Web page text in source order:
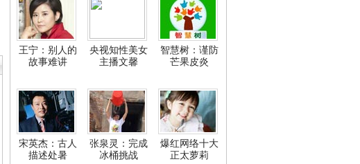
王宁：别人的
故事难讲
央视知性美女
主播文馨
智慧树：谨防
芒果皮炎
宋英杰：古人
描述处暑
张泉灵：完成
冰桶挑战
爆红网络十大
正太萝莉